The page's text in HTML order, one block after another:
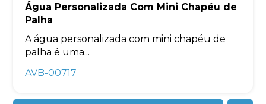
Água Personalizada Com Mini Chapéu de
Palha
A água personalizada com mini chapéu de
palha é uma...
AVB-00717